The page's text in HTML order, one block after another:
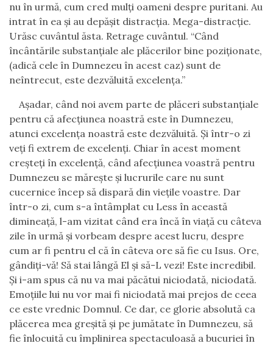
nu în urmă, cum cred mulţi oameni despre puritani. Au
intrat în ea şi au depăşit distracţia. Mega-distracţie.
Urăsc cuvântul ăsta. Retrage cuvântul. “Când
încântările substanţiale ale plăcerilor bine poziţionate,
(adică cele în Dumnezeu în acest caz) sunt de
neîntrecut, este dezvăluită excelenţa.”
Aşadar, când noi avem parte de plăceri substanţiale
pentru că afecţiunea noastră este în Dumnezeu,
atunci excelenţa noastră este dezvăluită. Şi într-o zi
veţi fi extrem de excelenţi. Chiar în acest moment
creşteţi în excelenţă, când afecţiunea voastră pentru
Dumnezeu se măreşte şi lucrurile care nu sunt
cucernice încep să dispară din vieţile voastre. Dar
într-o zi, cum s-a întâmplat cu Less în această
dimineaţă, l-am vizitat când era încă în viaţă cu câteva
zile în urmă şi vorbeam despre acest lucru, despre
cum ar fi pentru el că în câteva ore să fie cu Isus. Ore,
gândiţi-vă! Să stai lângă El şi să-L vezi! Este incredibil.
Şi i-am spus că nu va mai păcătui niciodată, niciodată.
Emoţiile lui nu vor mai fi niciodată mai prejos de ceea
ce este vrednic Domnul. Ce dar, ce glorie absolută ca
plăcerea mea greşită şi pe jumătate în Dumnezeu, să
fie înlocuită cu împlinirea spectaculoasă a bucuriei în